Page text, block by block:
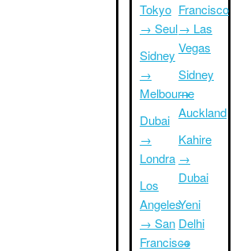
Tokyo
→ Seul
Sidney
→
Melbourne
Dubai
→
Londra
Los
Angeles
→ San
Francisco
Francisco
→ Las
Vegas
Sidney
→
Auckland
Kahire
→
Dubai
Yeni
Delhi
→